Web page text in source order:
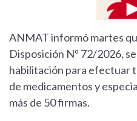
ANMAT informó martes
Disposición Nº 72/2026,
habilitación para efectuar
de medicamentos y
más de 50 firmas.